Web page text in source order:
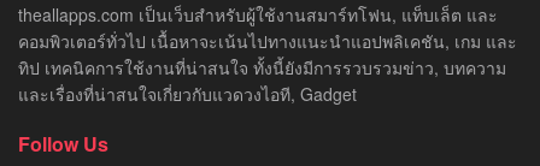
theallapps.com เป็นเว็บสำหรับผู้ใช้งานสมาร์ทโฟน, แท็บเล็ต และ
คอมพิวเตอร์ทั่วไป เนื้อหาจะเน้นไปทางแนะนำแอปพลิเคชัน, เกม และ
ทิป เทคนิคการใช้งานที่น่าสนใจ ทั้งนี้ยังมีการรวบรวมข่าว, บทความ
และเรื่องที่น่าสนใจเกี่ยวกับแวดวงไอที, Gadget
Follow Us